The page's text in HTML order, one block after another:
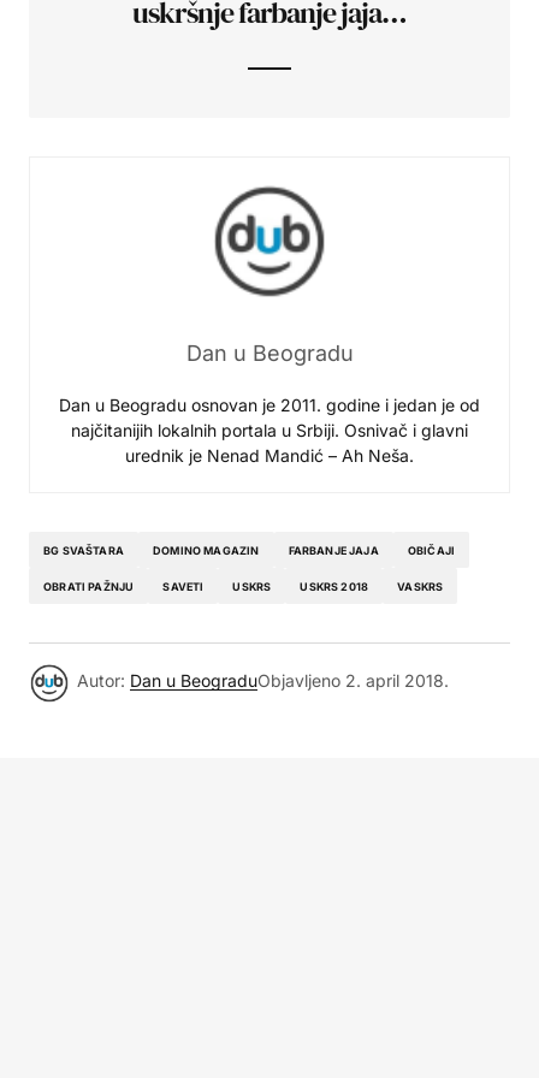
uskršnje farbanje jaja…
Dan u Beogradu
Dan u Beogradu osnovan je 2011. godine i jedan je od
najčitanijih lokalnih portala u Srbiji. Osnivač i glavni
urednik je Nenad Mandić – Ah Neša.
BG SVAŠTARA DOMINO MAGAZIN FARBANJE JAJA OBIČAJI
OBRATI PAŽNJU SAVETI USKRS USKRS 2018 VASKRS
Autor: Dan u BeograduObjavljeno 2. april 2018.